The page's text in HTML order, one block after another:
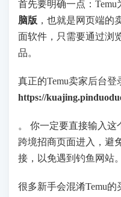
首先要明确一点：
脑版 ，也就是网页端的
面软件，只需要通过浏
品。
真正的Temu卖家后台登
https://
。 你一定要直接输入
跨境招商页面进入，避
接，以免遇到钓鱼网站。
很多新手会混淆Temu